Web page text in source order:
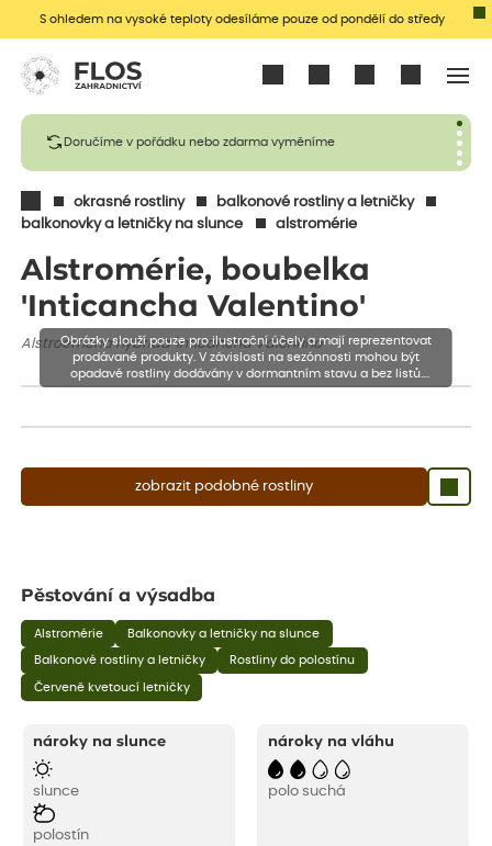
S ohledem na vysoké teploty odesíláme pouze od pondělí do středy
Doručíme v pořádku nebo zdarma vyměníme
okrasné rostliny
balkonové rostliny a letničky
balkonovky a letničky na slunce
alstromérie
Alstromérie, boubelka
'Inticancha Valentino'
Alstroemeria hybrida 'Inticancha Valentino'
zobrazit podobné rostliny
Obrázky slouží pouze pro ilustrační účely a mají reprezentovat
prodávané produkty. V závislosti na sezónnosti mohou být
opadavé rostliny dodávány v dormantním stavu a bez listů.
Rostliny mohou být také sestřiženy níže, než je uvedená výška,
Pěstování a výsadba
Alstromérie Balkonovky a letničky na slunce
Balkonové rostliny a letničky Rostliny do polostínu
Červeně kvetoucí letničky
nároky na slunce
slunce
polostín
nároky na vláhu
polo suchá